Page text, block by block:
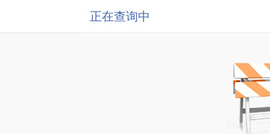
正在查询中